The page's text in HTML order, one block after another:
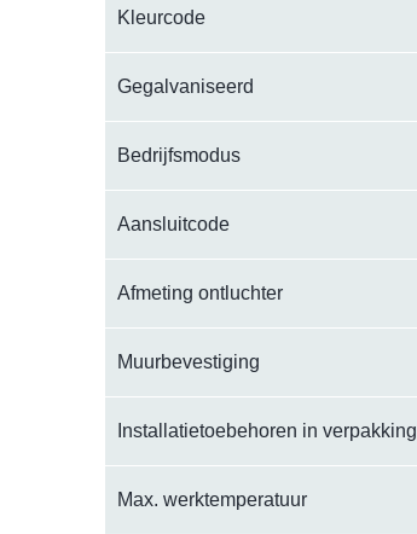
Kleurcode
Gegalvaniseerd
Bedrijfsmodus
Aansluitcode
Afmeting ontluchter
Muurbevestiging
Installatietoebehoren in verpakking
Max. werktemperatuur